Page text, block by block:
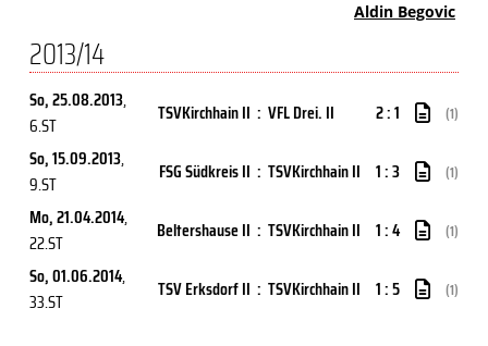
Aldin Begovic
2013/14
So, 25.08.2013,
6.ST
TSVKirchhain II : VFL Drei. II 2 : 1 (1)
So, 15.09.2013,
9.ST
FSG Südkreis II : TSVKirchhain II 1 : 3 (1)
Mo, 21.04.2014,
22.ST
Beltershause II : TSVKirchhain II 1 : 4 (1)
So, 01.06.2014,
33.ST
TSV Erksdorf II : TSVKirchhain II 1 : 5 (1)